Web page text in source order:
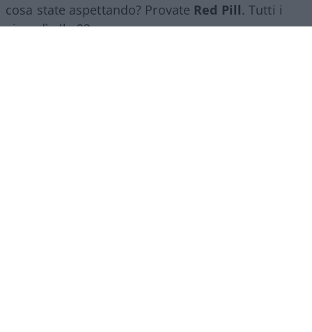
cosa state aspettando? Provate Red Pill. Tutti i
giovedì alle 23